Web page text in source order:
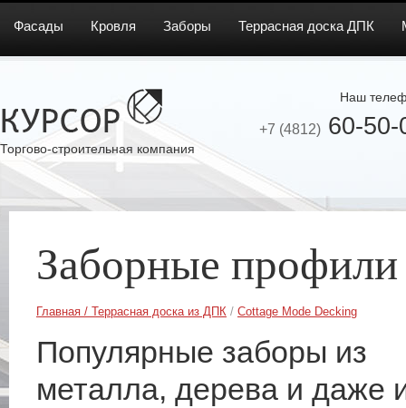
Фасады Кровля Заборы Террасная доска ДПК
Торгово-строительная компания
Наш
+7 (4812) 60-50-
Заборные
Главная / Террасная доска из ДПК / Cottage Mode Decking
Популярные заборы из
металла, дерева и даже